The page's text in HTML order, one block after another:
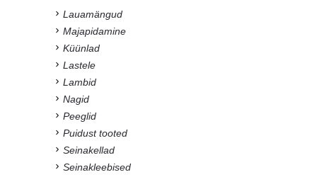
Lauamängud
Majapidamine
Küünlad
Lastele
Lambid
Nagid
Peeglid
Puidust tooted
Seinakellad
Seinakleebised